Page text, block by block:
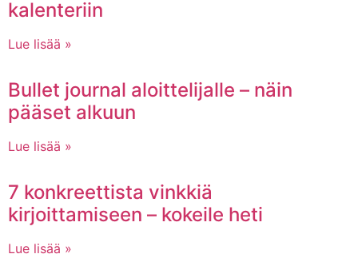
kalenteriin
Lue lisää »
Bullet journal aloittelijalle – näin
pääset alkuun
Lue lisää »
7 konkreettista vinkkiä
kirjoittamiseen – kokeile heti
Lue lisää »